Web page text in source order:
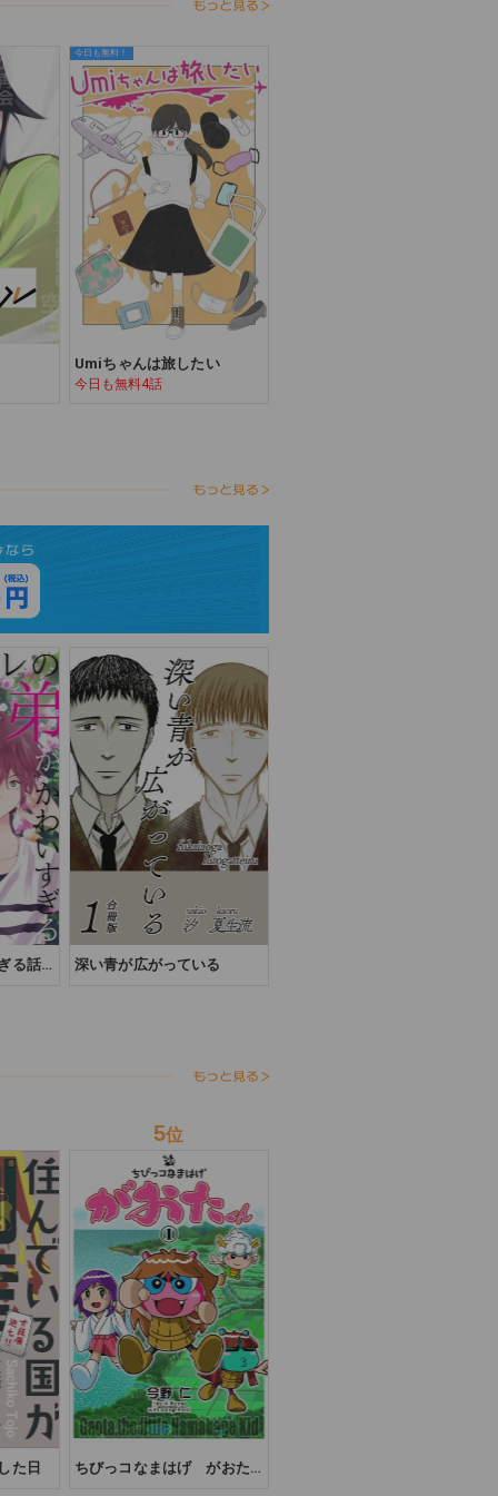
今日も無料！
Umiちゃんは旅したい
今日も無料4話
る話 深い青が広がっている
た日
5位
ちびっコなまはげ がおた